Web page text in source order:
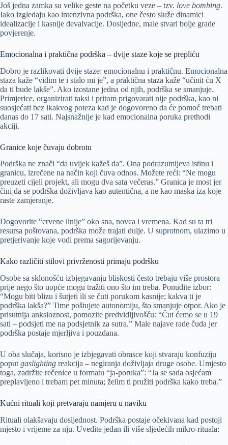
Još jedna zamka su velike geste na početku veze – tzv. love bombing.
Iako izgledaju kao intenzivna podrška, one često služe dinamici
idealizacije i kasnije devalvacije. Dosljedne, male stvari bolje grade
povjerenje.
Emocionalna i praktična podrška – dvije staze koje se prepliću
Dobro je razlikovati dvije staze: emocionalnu i praktičnu. Emocionalna
staza kaže “vidim te i stalo mi je”, a praktična staza kaže “učinit ću X
da ti bude lakše”. Ako izostane jedna od njih, podrška se smanjuje.
Primjerice, organizirati taksi i pritom prigovarati nije podrška, kao ni
suosjećati bez ikakvog poteza kad je dogovoreno da će pomoć trebati
danas do 17 sati. Najsnažnije je kad emocionalna poruka prethodi
akciji.
Granice koje čuvaju dobrotu
Podrška ne znači “da uvijek kažeš da”. Ona podrazumijeva istinu i
granicu, izrečene na način koji čuva odnos. Možete reći: “Ne mogu
preuzeti cijeli projekt, ali mogu dva sata večeras.” Granica je most jer
čini da se podrška doživljava kao autentična, a ne kao maska iza koje
raste zamjeranje.
Dogovorite “crvene linije” oko sna, novca i vremena. Kad su ta tri
resursa poštovana, podrška može trajati dulje. U suprotnom, ulazimo u
pretjerivanje koje vodi prema sagorijevanju.
Kako različiti stilovi privrženosti primaju podršku
Osobe sa sklonošću izbjegavanju bliskosti često trebaju više prostora
prije nego što uopće mogu tražiti ono što im treba. Ponudite izbor:
“Mogu biti blizu i šutjeti ili se čuti porukom kasnije; kakva ti je
podrška lakša?” Time poštujete autonomiju, što smanjuje otpor. Ako je
prisutnija anksioznost, pomozite predvidljivošću: “Čut ćemo se u 19
sati – podsjeti me na podsjetnik za sutra.” Male najave rade čuda jer
podrška postaje mjerljiva i pouzdana.
U oba slučaja, korisno je izbjegavati obrasce koji stvaraju konfuziju
poput gaslighting reakcija – negiranja doživljaja druge osobe. Umjesto
toga, zadržite rečenice u formatu “ja-poruka”: “Ja se sada osjećam
preplavljeno i trebam pet minuta; želim ti pružiti podrška kako treba.”
Kućni rituali koji pretvaraju namjeru u naviku
Rituali olakšavaju dosljednost. Podrška postaje očekivana kad postoji
mjesto i vrijeme za nju. Uvedite jedan ili više sljedećih mikro-rituala: